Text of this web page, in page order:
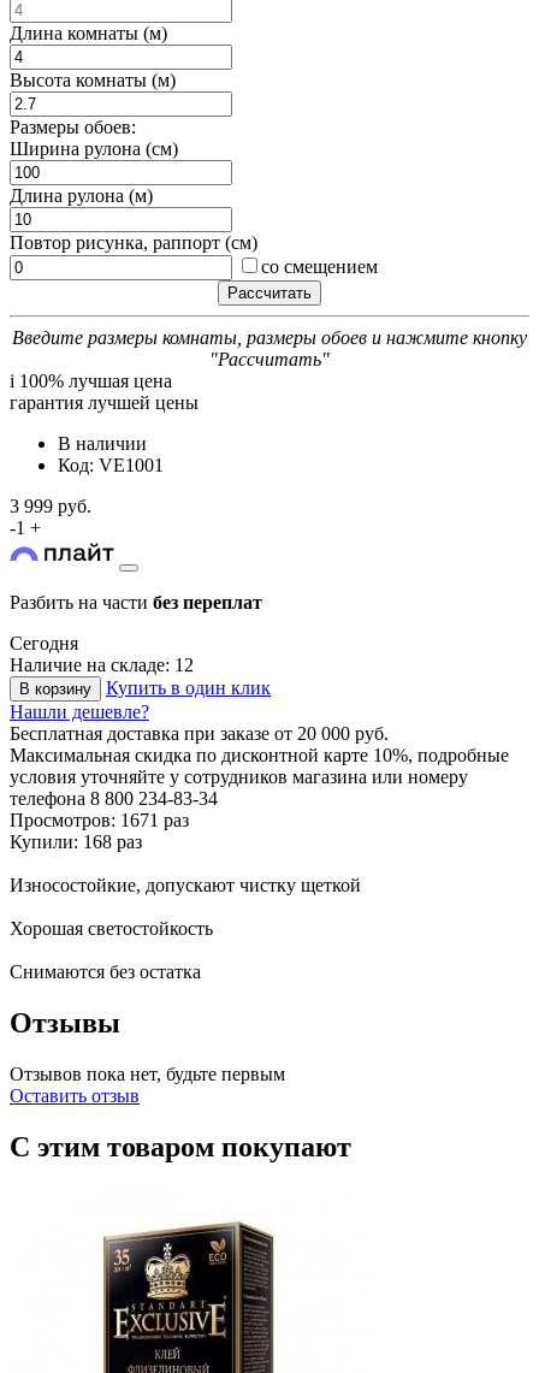
Длина комнаты (м)
Высота комнаты (м)
Размеры обоев:
Ширина рулона (см)
Длина рулона (м)
Повтор рисунка, раппорт (см)
со смещением
Введите размеры комнаты, размеры обоев и нажмите кнопку
"Рассчитать"
i 100% лучшая цена
гарантия лучшей цены
В наличии
Код: VE1001
3 999 руб.
-1 +
Разбить на части без переплат
Сегодня
Наличие на складе: 12
В корзину
Купить в один клик
Нашли дешевле?
Бесплатная доставка при заказе от 20 000 руб.
Максимальная скидка по дисконтной карте 10%, подробные
условия уточняйте у сотрудников магазина или номеру
телефона 8 800 234-83-34
Просмотров: 1671 раз
Купили: 168 раз
Износостойкие, допускают чистку щеткой
Хорошая светостойкость
Снимаются без остатка
Отзывы
Отзывов пока нет, будьте первым
Оставить отзыв
С этим товаром покупают